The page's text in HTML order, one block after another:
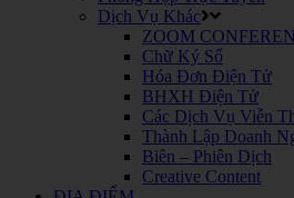
Dịch Vụ Khác
ZOOM
Chữ Ký Số
Hóa Đơn Điện Tử
BHXH Điện Tử
Các Dịch Vụ Viễn
Thành Lập Doanh
Biên – Phiên Dịch
Creative Content